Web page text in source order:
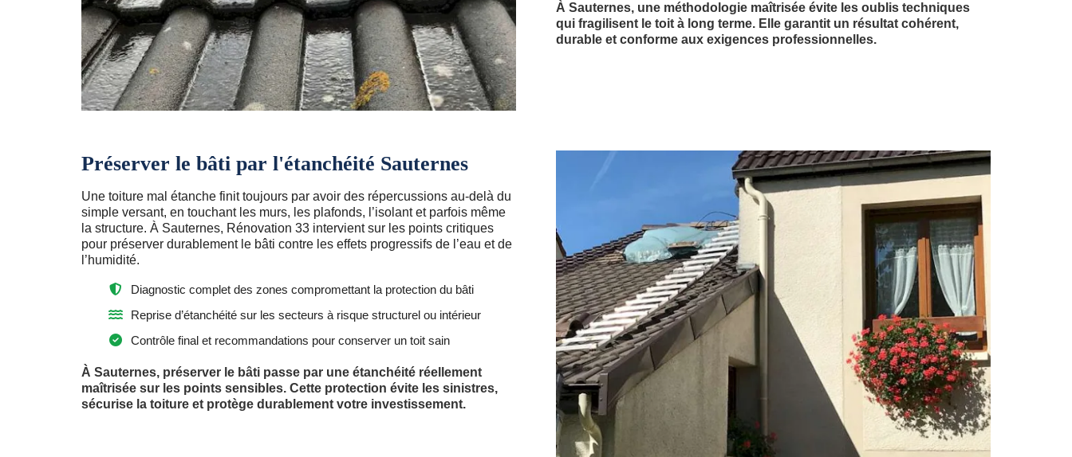
À Sauternes, une méthodologie maîtrisée évite les oublis techniques
qui fragilisent le toit à long terme. Elle garantit un résultat cohérent,
durable et conforme aux exigences professionnelles.
Préserver le bâti par l'étanchéité Sauternes
Une toiture mal étanche finit toujours par avoir des répercussions au-delà du
simple versant, en touchant les murs, les plafonds, l’isolant et parfois même
la structure. À Sauternes, Rénovation 33 intervient sur les points critiques
pour préserver durablement le bâti contre les effets progressifs de l’eau et de
l’humidité.
Diagnostic complet des zones compromettant la protection du bâti
Reprise d’étanchéité sur les secteurs à risque structurel ou intérieur
Contrôle final et recommandations pour conserver un toit sain
À Sauternes, préserver le bâti passe par une étanchéité réellement
maîtrisée sur les points sensibles. Cette protection évite les sinistres,
sécurise la toiture et protège durablement votre investissement.